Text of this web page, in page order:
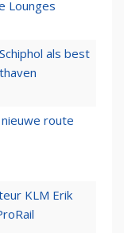
Lounges
als best
route
KLM Erik